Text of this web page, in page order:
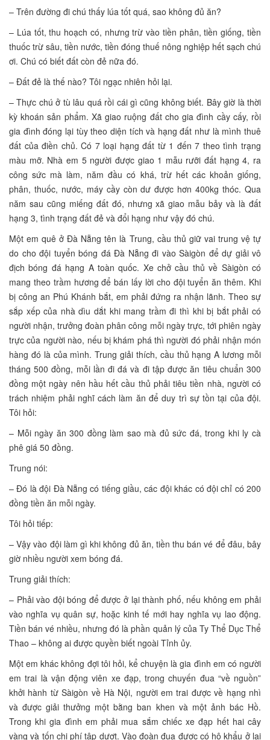
– Trên đường đi chú thấy lúa tốt quá, sao không đủ ăn?
– Lúa tốt, thu hoạch có, nhưng trừ vào tiền phân, tiền giống, tiền
thuốc trừ sâu, tiền nước, tiền đóng thuế nông nghiệp hết sạch chú
ơi. Chú có biết đất còn đẻ nữa đó.
– Đất đẻ là thế nào? Tôi ngạc nhiên hỏi lại.
– Thực chú ở tù lâu quá rồi cái gì cũng không biết. Bây giờ là thời
kỳ khoán sản phẩm. Xã giao ruộng đất cho gia đình cầy cấy, rồi
gia đình đóng lại tùy theo diện tích và hạng đất như là mình thuê
đất của điền chủ. Có 7 loại hạng đất từ 1 đến 7 theo tình trạng
màu mỡ. Nhà em 5 người được giao 1 mẫu rưỡi đất hạng 4, ra
công sức mà làm, năm đầu có khá, trừ hết các khoản giống,
phân, thuốc, nước, máy cầy còn dư được hơn 400kg thóc. Qua
năm sau cũng miếng đất đó, nhưng xã giao mẫu bảy và là đất
hạng 3, tình trạng đất đẻ và đổi hạng như vậy đó chú.
Một em quê ở Đà Nẵng tên là Trung, cầu thủ giữ vai trung vệ tự
do cho đội tuyển bóng đá Đà Nẵng đi vào Sàigòn để dự giải vô
địch bóng đá hạng A toàn quốc. Xe chở cầu thủ về Sàigòn có
mang theo trầm hương để bán lấy lời cho đội tuyển ăn thêm. Khi
bị công an Phú Khánh bắt, em phải đứng ra nhận lãnh. Theo sự
sắp xếp của nhà dìu dắt khi mang trầm đi thì khi bị bắt phải có
người nhận, trưởng đoàn phân công mỗi ngày trực, tới phiên ngày
trực của người nào, nếu bị khám phá thì người đó phải nhận món
hàng đó là của mình. Trung giải thích, cầu thủ hạng A lương mỗi
tháng 500 đồng, mỗi lần đi đá và đi tập được ăn tiêu chuẩn 300
đồng một ngày nên hầu hết cầu thủ phải tiêu tiền nhà, người có
trách nhiệm phải nghĩ cách làm ăn để duy trì sự tồn tại của đội.
Tôi hỏi:
– Mỗi ngày ăn 300 đồng làm sao mà đủ sức đá, trong khi ly cà
phê giá 50 đồng.
Trung nói:
– Đó là đội Đà Nẵng có tiếng giầu, các đội khác có đội chỉ có 200
đồng tiền ăn mỗi ngày.
Tôi hỏi tiếp:
– Vậy vào đội làm gì khi không đủ ăn, tiền thu bán vé để đâu, bây
giờ nhiều người xem bóng đá.
Trung giải thích:
– Phải vào đội bóng để được ở lại thành phố, nếu không em phải
vào nghĩa vụ quân sự, hoặc kinh tế mới hay nghĩa vụ lao động.
Tiền bán vé nhiều, nhưng đó là phần quản lý của Ty Thể Dục Thể
Thao – không ai được quyền biết ngoài Tỉnh ủy.
Một em khác không đợi tôi hỏi, kể chuyện là gia đình em có người
em trai là vận động viên xe đạp, trong chuyến đua “về nguồn”
khởi hành từ Sàigòn về Hà Nội, người em trai được về hạng nhì
và được giải thưởng một bằng ban khen và một ảnh bác Hồ.
Trong khi gia đình em phải mua sắm chiếc xe đạp hết hai cây
vàng và tốn chi phí tập dượt. Vào đoàn đua được có hộ khẩu ở lại